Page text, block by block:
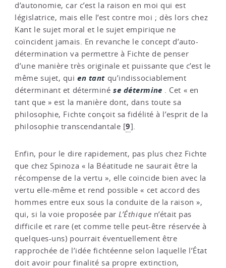
d’autonomie, car c’est la raison en moi qui est
législatrice, mais elle l’est contre moi ; dès lors chez
Kant le sujet moral et le sujet empirique ne
coïncident jamais. En revanche le concept d’auto-
détermination va permettre à Fichte de penser
d’une manière très originale et puissante que c’est le
même sujet, quien tant qu’indissociablement
déterminant et déterminése détermine . Cet « en
tant que » est la manière dont, dans toute sa
philosophie, Fichte conçoit sa fidélité à l’esprit de la
philosophie transcendantale [9].
Enfin, pour le dire rapidement, pas plus chez Fichte
que chez Spinoza « la Béatitude ne saurait être la
récompense de la vertu », elle coïncide bien avec la
vertu elle-même et rend possible « cet accord des
hommes entre eux sous la conduite de la raison »,
qui, si la voie proposée par L’Éthique n’était pas
difficile et rare (et comme telle peut-être réservée à
quelques-uns) pourrait éventuellement être
rapprochée de l’idée fichtéenne selon laquelle l’État
doit avoir pour finalité sa propre extinction,